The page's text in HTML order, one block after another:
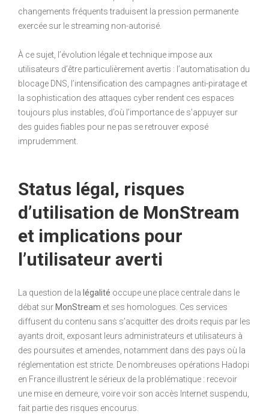
changements fréquents traduisent la pression permanente
exercée sur le streaming non-autorisé.
À ce sujet, l’évolution légale et technique impose aux
utilisateurs d’être particulièrement avertis : l’automatisation du
blocage DNS, l’intensification des campagnes anti-piratage et
la sophistication des attaques cyber rendent ces espaces
toujours plus instables, d’où l’importance de s’appuyer sur
des guides fiables pour ne pas se retrouver exposé
imprudemment.
Status légal, risques
d’utilisation de MonStream
et implications pour
l’utilisateur averti
La question de la légalité occupe une place centrale dans le
débat sur MonStream et ses homologues. Ces services
diffusent du contenu sans s’acquitter des droits requis par les
ayants droit, exposant leurs administrateurs et utilisateurs à
des poursuites et amendes, notamment dans des pays où la
réglementation est stricte. De nombreuses opérations Hadopi
en France illustrent le sérieux de la problématique : recevoir
une mise en demeure, voire voir son accès Internet suspendu,
fait partie des risques encourus.